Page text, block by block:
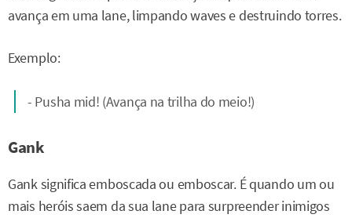
avança em uma lane, limpando waves e destruindo torres.
Exemplo:
- Pusha mid! (Avança na trilha do meio!)
Gank
Gank significa emboscada ou emboscar. É quando um ou
mais heróis saem da sua lane para surpreender inimigos